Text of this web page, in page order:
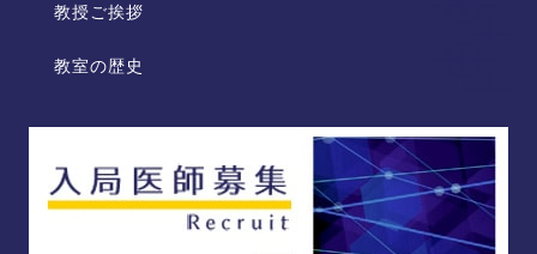
教授ご挨拶
教室の歴史